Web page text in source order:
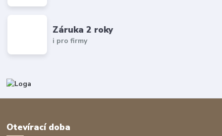
Záruka 2 roky
i pro firmy
Otevírací doba